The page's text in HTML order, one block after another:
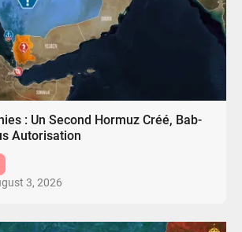
: Un Second Hormuz Créé, Bab-
Autorisation
3, 2026